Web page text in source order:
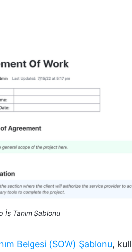
İş Tanım Şablonu
Belgesi (SOW) Şablonu,